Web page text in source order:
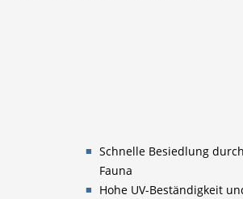
Schnelle Besiedlung
Fauna
Hohe UV-Beständigkeit